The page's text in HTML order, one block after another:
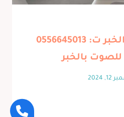
باب عازل للصوت الخبر ت: 0556645013
للصوت بالخبر
2024